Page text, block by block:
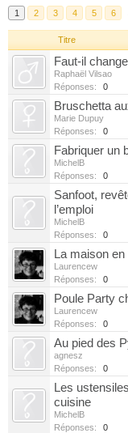
1 2 3 4 5 6
Titre
Faut-il
Raphaël Vilsao
Réponses:
0
Bruschetta
Marie Dupuy
Réponses:
0
Fabriquer un
MichelB
Réponses:
0
Sanfoot,
l’emploi
MichelB
Réponses:
0
La maison
Laurencew
Réponses:
0
Poule Party
Laurencew
Réponses:
0
Au pied des
agnesz
Réponses:
0
Les
cuisine
MichelB
Réponses:
0